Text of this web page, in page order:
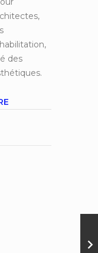
des